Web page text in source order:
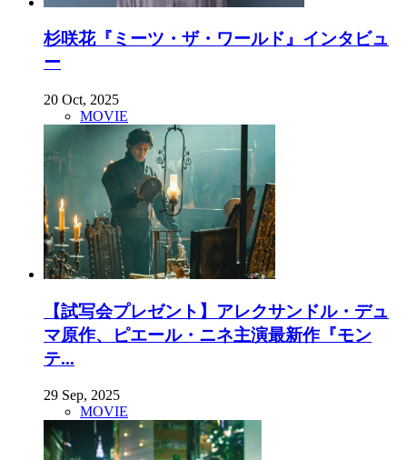
杉咲花『ミーツ・ザ・ワールド』インタビュ
ー
20 Oct, 2025
MOVIE
【試写会プレゼント】アレクサンドル・デュ
マ原作、ピエール・ニネ主演最新作『モン
テ...
29 Sep, 2025
MOVIE